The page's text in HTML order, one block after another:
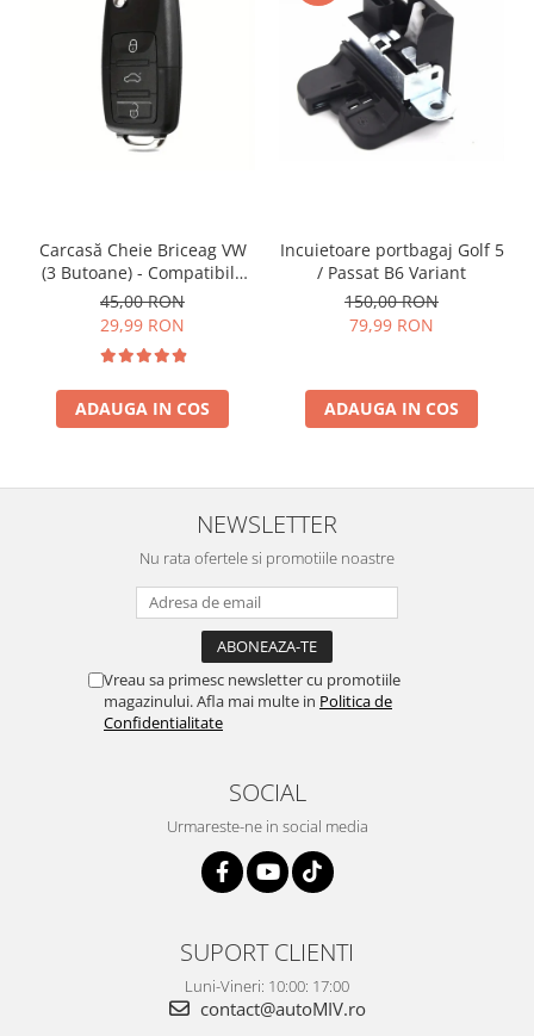
Carcasă Cheie Briceag VW
(3 Butoane) - Compatibilă
Golf 5, Jetta, Touran etc
45,00 RON
29,99 RON
ADAUGA IN COS
Incuietoare portbagaj Golf 5
/ Passat B6 Variant
150,00 RON
79,99 RON
ADAUGA IN COS
NEWSLETTER
Nu rata ofertele si promotiile noastre
Vreau sa primesc newsletter cu promotiile
magazinului. Afla mai multe in Politica de
Confidentialitate
SOCIAL
Urmareste-ne in social media
SUPORT CLIENTI
Luni-Vineri: 10:00: 17:00
contact@autoMIV.ro